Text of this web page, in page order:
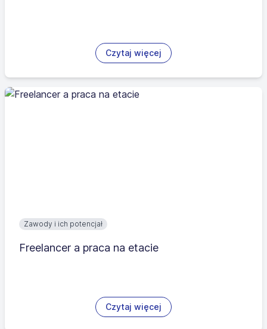
Czytaj więcej
Zawody i ich potencjał
Freelancer a praca na etacie
Czytaj więcej